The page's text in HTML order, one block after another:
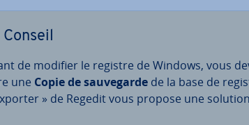
Conseil
de modifier le registre de Windows, vous
une Copie de sau­ve­garde de la base de
» de Regedit vous propose une